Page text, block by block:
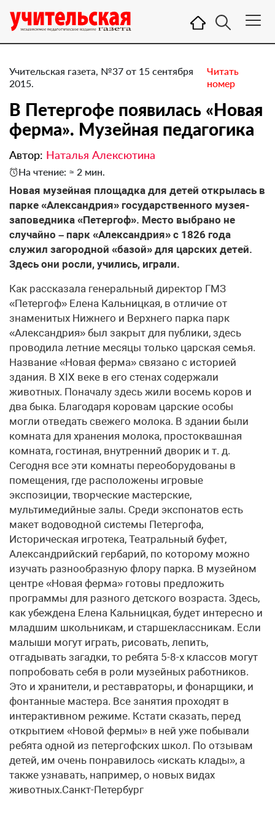
Учительская газета, №37 от 15 сентября
2015.
Читать
номер
В Петергофе появилась «Новая
ферма». Музейная педагогика
Автор: Наталья Алексютина
На чтение: ≈ 2 мин.
Новая музейная площадка для детей открылась в
парке «Александрия» государственного музея-
заповедника «Петергоф». Место выбрано не
случайно – парк «Александрия» с 1826 года
служил загородной «базой» для царских детей.
Здесь они росли, учились, играли.
Как рассказала генеральный директор ГМЗ
«Петергоф» Елена Кальницкая, в отличие от
знаменитых Нижнего и Верхнего парка парк
«Александрия» был закрыт для публики, здесь
проводила летние месяцы только царская семья.
Название «Новая ферма» связано с историей
здания. В XIX веке в его стенах содержали
животных. Поначалу здесь жили восемь коров и
два быка. Благодаря коровам царские особы
могли отведать свежего молока. В здании были
комната для хранения молока, простоквашная
комната, гостиная, внутренний дворик и т. д.
Сегодня все эти комнаты переоборудованы в
помещения, где расположены игровые
экспозиции, творческие мастерские,
мультимедийные залы. Среди экспонатов есть
макет водоводной системы Петергофа,
Историческая игротека, Театральный буфет,
Александрийский гербарий, по которому можно
изучать разнообразную флору парка. В музейном
центре «Новая ферма» готовы предложить
программы для разного детского возраста. Здесь,
как убеждена Елена Кальницкая, будет интересно и
младшим школьникам, и старшеклассникам. Если
малыши могут играть, рисовать, лепить,
отгадывать загадки, то ребята 5-8-х классов могут
попробовать себя в роли музейных работников.
Это и хранители, и реставраторы, и фонарщики, и
фонтанные мастера. Все занятия проходят в
интерактивном режиме. Кстати сказать, перед
открытием «Новой фермы» в ней уже побывали
ребята одной из петергофских школ. По отзывам
детей, им очень понравилось «искать клады», а
также узнавать, например, о новых видах
животных.Санкт-Петербург